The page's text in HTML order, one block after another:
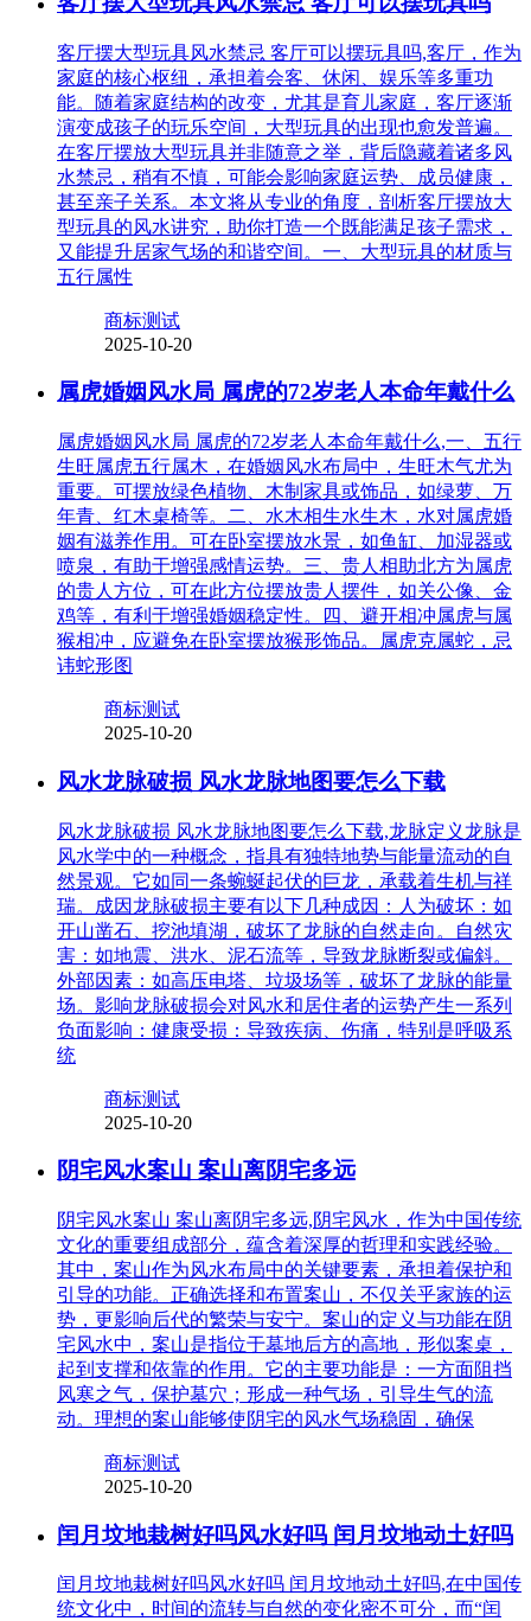
客厅摆大型玩具风水禁忌 客厅可以摆玩具吗,客厅，作为
家庭的核心枢纽，承担着会客、休闲、娱乐等多重功
能。随着家庭结构的改变，尤其是育儿家庭，客厅逐渐
演变成孩子的玩乐空间，大型玩具的出现也愈发普遍。
在客厅摆放大型玩具并非随意之举，背后隐藏着诸多风
水禁忌，稍有不慎，可能会影响家庭运势、成员健康，
甚至亲子关系。本文将从专业的角度，剖析客厅摆放大
型玩具的风水讲究，助你打造一个既能满足孩子需求，
又能提升居家气场的和谐空间。一、大型玩具的材质与
五行属性
商标测试
2025-10-20
属虎婚姻风水局 属虎的72岁老人本命年戴什么
属虎婚姻风水局 属虎的72岁老人本命年戴什么,一、五行
生旺属虎五行属木，在婚姻风水布局中，生旺木气尤为
重要。可摆放绿色植物、木制家具或饰品，如绿萝、万
年青、红木桌椅等。二、水木相生水生木，水对属虎婚
姻有滋养作用。可在卧室摆放水景，如鱼缸、加湿器或
喷泉，有助于增强感情运势。三、贵人相助北方为属虎
的贵人方位，可在此方位摆放贵人摆件，如关公像、金
鸡等，有利于增强婚姻稳定性。四、避开相冲属虎与属
猴相冲，应避免在卧室摆放猴形饰品。属虎克属蛇，忌
讳蛇形图
商标测试
2025-10-20
风水龙脉破损 风水龙脉地图要怎么下载
风水龙脉破损 风水龙脉地图要怎么下载,龙脉定义龙脉是
风水学中的一种概念，指具有独特地势与能量流动的自
然景观。它如同一条蜿蜒起伏的巨龙，承载着生机与祥
瑞。成因龙脉破损主要有以下几种成因：人为破坏：如
开山凿石、挖池填湖，破坏了龙脉的自然走向。自然灾
害：如地震、洪水、泥石流等，导致龙脉断裂或偏斜。
外部因素：如高压电塔、垃圾场等，破坏了龙脉的能量
场。影响龙脉破损会对风水和居住者的运势产生一系列
负面影响：健康受损：导致疾病、伤痛，特别是呼吸系
统
商标测试
2025-10-20
阴宅风水案山 案山离阴宅多远
阴宅风水案山 案山离阴宅多远,阴宅风水，作为中国传统
文化的重要组成部分，蕴含着深厚的哲理和实践经验。
其中，案山作为风水布局中的关键要素，承担着保护和
引导的功能。正确选择和布置案山，不仅关乎家族的运
势，更影响后代的繁荣与安宁。案山的定义与功能在阴
宅风水中，案山是指位于墓地后方的高地，形似案桌，
起到支撑和依靠的作用。它的主要功能是：一方面阻挡
风寒之气，保护墓穴；形成一种气场，引导生气的流
动。理想的案山能够使阴宅的风水气场稳固，确保
商标测试
2025-10-20
闰月坟地栽树好吗风水好吗 闰月坟地动土好吗
闰月坟地栽树好吗风水好吗 闰月坟地动土好吗,在中国传
统文化中，时间的流转与自然的变化密不可分，而“闰